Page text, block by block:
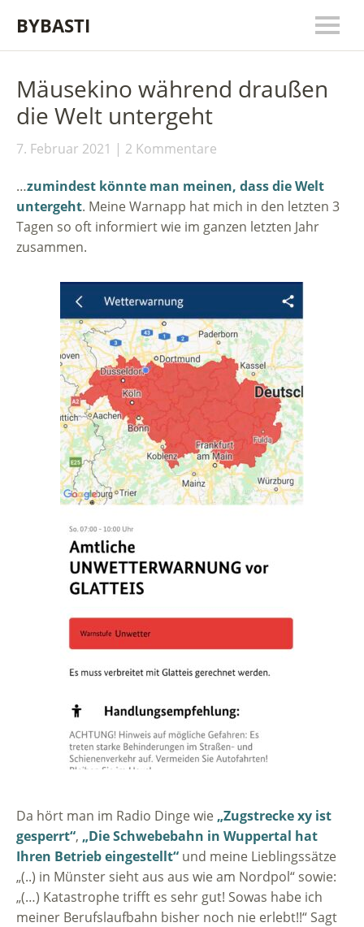
BYBASTI
Mäusekino während draußen
die Welt untergeht
7. Februar 2021 2 Kommentare
…zumindest könnte man meinen, dass die Welt
untergeht. Meine Warnapp hat mich in den letzten 3
Tagen so oft informiert wie im ganzen letzten Jahr
zusammen.
Da hört man im Radio Dinge wie „Zugstrecke xy ist
gesperrt“, „Die Schwebebahn in Wuppertal hat
Ihren Betrieb eingestellt“ und meine Lieblingssätze
„(..) in Münster sieht aus aus wie am Nordpol“ sowie:
„(…) Katastrophe trifft es sehr gut! Sowas habe ich
meiner Berufslaufbahn bisher noch nie erlebt!!“ Sagt